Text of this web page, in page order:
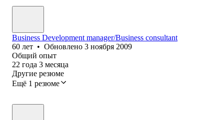
Business Development manager/Business consultant
60 лет • Обновлено 3 ноября 2009
Общий опыт
22 года 3 месяца
Другие резюме
Ещё 1 резюме